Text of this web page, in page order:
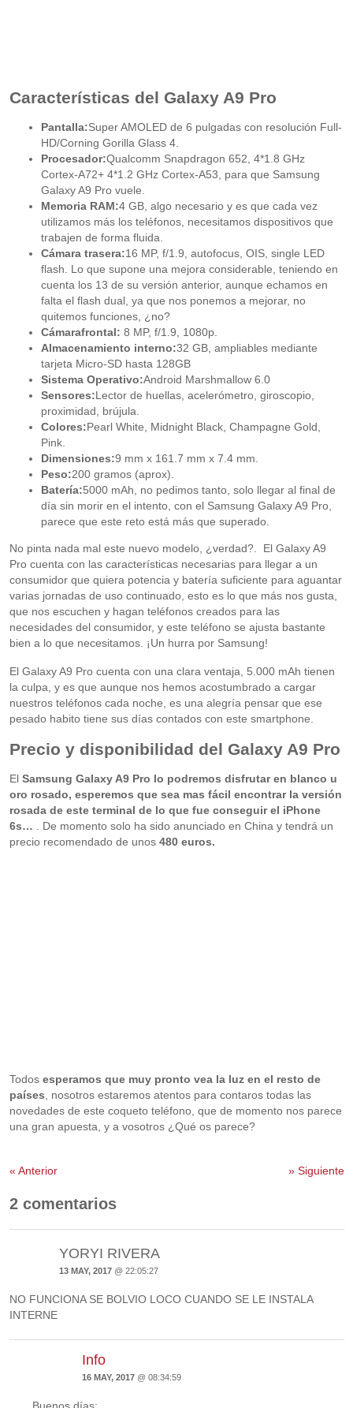
Características del Galaxy A9 Pro
Pantalla:Super AMOLED de 6 pulgadas con resolución Full-
HD/Corning Gorilla Glass 4.
Procesador:Qualcomm Snapdragon 652, 4*1.8 GHz
Cortex-A72+ 4*1.2 GHz Cortex-A53, para que Samsung
Galaxy A9 Pro vuele.
Memoria RAM:4 GB, algo necesario y es que cada vez
utilizamos más los teléfonos, necesitamos dispositivos que
trabajen de forma fluida.
Cámara trasera:16 MP, f/1.9, autofocus, OIS, single LED
flash. Lo que supone una mejora considerable, teniendo en
cuenta los 13 de su versión anterior, aunque echamos en
falta el flash dual, ya que nos ponemos a mejorar, no
quitemos funciones, ¿no?
Cámarafrontal: 8 MP, f/1.9, 1080p.
Almacenamiento interno:32 GB, ampliables mediante
tarjeta Micro-SD hasta 128GB
Sistema Operativo:Android Marshmallow 6.0
Sensores:Lector de huellas, acelerómetro, giroscopio,
proximidad, brújula.
Colores:Pearl White, Midnight Black, Champagne Gold,
Pink.
Dimensiones:9 mm x 161.7 mm x 7.4 mm.
Peso:200 gramos (aprox).
Batería:5000 mAh, no pedimos tanto, solo llegar al final de
día sin morir en el intento, con el Samsung Galaxy A9 Pro,
parece que este reto está más que superado.
No pinta nada mal este nuevo modelo, ¿verdad?. El Galaxy A9
Pro cuenta con las características necesarias para llegar a un
consumidor que quiera potencia y batería suficiente para aguantar
varias jornadas de uso continuado, esto es lo que más nos gusta,
que nos escuchen y hagan teléfonos creados para las
necesidades del consumidor, y este teléfono se ajusta bastante
bien a lo que necesitamos. ¡Un hurra por Samsung!
El Galaxy A9 Pro cuenta con una clara ventaja, 5.000 mAh tienen
la culpa, y es que aunque nos hemos acostumbrado a cargar
nuestros teléfonos cada noche, es una alegría pensar que ese
pesado habito tiene sus días contados con este smartphone.
Precio y disponibilidad del Galaxy A9 Pro
El Samsung Galaxy A9 Pro lo podremos disfrutar en blanco u
oro rosado, esperemos que sea mas fácil encontrar la versión
rosada de este terminal de lo que fue conseguir el iPhone
6s…
. De momento solo ha sido anunciado en China y tendrá un
precio recomendado de unos 480 euros.
Todos esperamos que muy pronto vea la luz en el resto de
países , nosotros estaremos atentos para contaros todas las
novedades de este coqueto teléfono, que de momento nos parece
una gran apuesta, y a vosotros ¿Qué os parece?
« Anterior »Siguiente
2 comentarios
YORYI RIVERA
13 MAY, 2017@ 22:05:27
NO FUNCIONA SE BOLVIO LOCO CUANDO SE LE INSTALA
INTERNE
Info
16 MAY, 2017 @ 08:34:59
Buenos días: